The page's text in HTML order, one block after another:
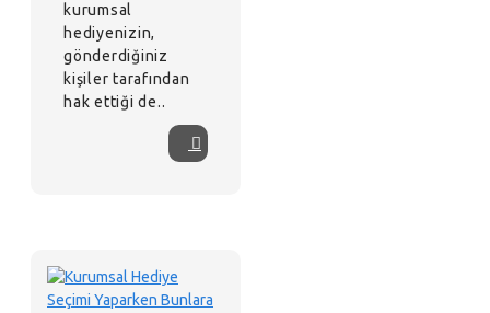
kurumsal
hediyenizin,
gönderdiğiniz
kişiler tarafından
hak ettiği de..